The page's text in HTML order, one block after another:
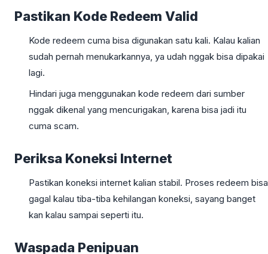
Pastikan Kode Redeem Valid
Kode redeem cuma bisa digunakan satu kali. Kalau kalian
sudah pernah menukarkannya, ya udah nggak bisa dipakai
lagi.
Hindari juga menggunakan kode redeem dari sumber
nggak dikenal yang mencurigakan, karena bisa jadi itu
cuma scam.
Periksa Koneksi Internet
Pastikan koneksi internet kalian stabil. Proses redeem bisa
gagal kalau tiba-tiba kehilangan koneksi, sayang banget
kan kalau sampai seperti itu.
Waspada Penipuan